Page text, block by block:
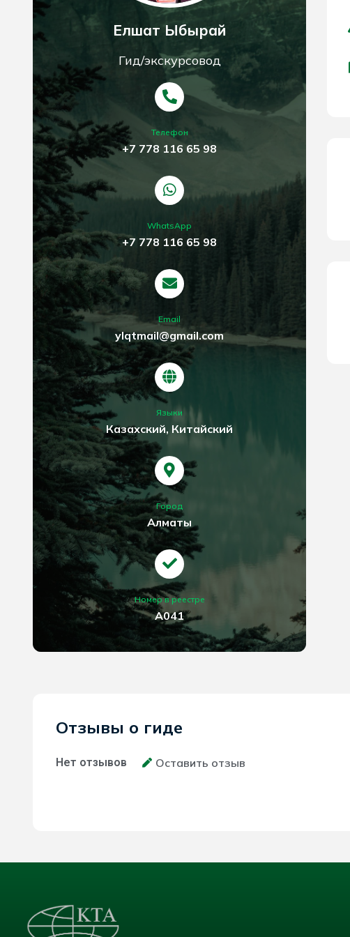
Елшат Ыбырай
Гид/экскурсовод
Телефон
+7 778 116 65 98
WhatsApp
+7 778 116 65 98
Email
ylqtmail@gmail.com
Языки
Казахский, Китайский
Город
Алматы
Номер в реестре
A041
Отзывы о гиде
Нет отзывов Оставить отзыв